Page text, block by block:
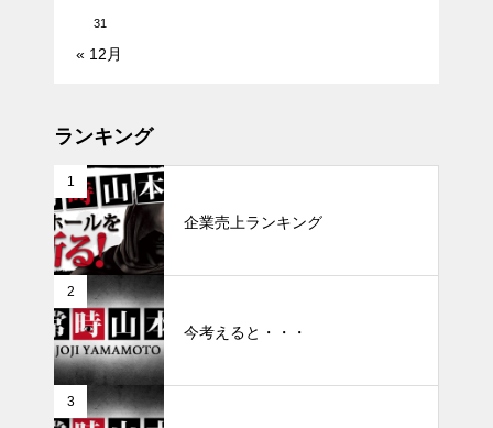
31
« 12月
ランキング
1
企業売上ランキング
2
今考えると・・・
3